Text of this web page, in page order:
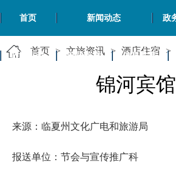
首页 新闻动态 政
政民互动 专题专栏 信息共享
首页 > 文旅资讯 > 酒店住宿 >
锦河宾馆
来源：临夏州文化广电和旅游局
报送单位：节会与宣传推广科